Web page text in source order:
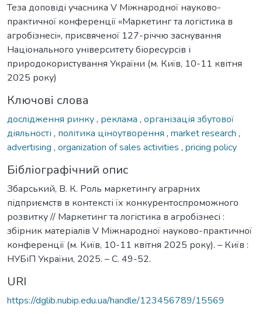
Теза доповіді учасника V Міжнародної науково-
практичної конференції «Маркетинг та логістика в
агробізнесі», присвяченої 127-річчю заснування
Національного університету біоресурсів і
природокористування України (м. Київ, 10-11 квітня
2025 року)
Ключові слова
дослідження ринку, реклама , організація збутової
діяльності , політика ціноутворення , market research ,
advertising , organization of sales activities , pricing policy
Бібліографічний опис
Збарський, В. К. Роль маркетингу аграрних
підприємств в контексті їх конкурентоспроможного
розвитку // Маркетинг та логістика в агробізнесі :
збірник матеріалів V Міжнародної науково-практичної
конференції (м. Київ, 10-11 квітня 2025 року). – Київ :
НУБіП України, 2025. – С. 49-52.
URI
https://dglib.nubip.edu.ua/handle/123456789/15569